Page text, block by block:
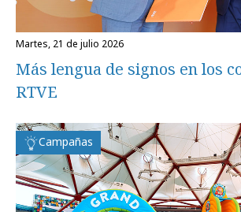
martes, 21 de julio 2026
Más lengua de signos en los
RTVE
Campañas